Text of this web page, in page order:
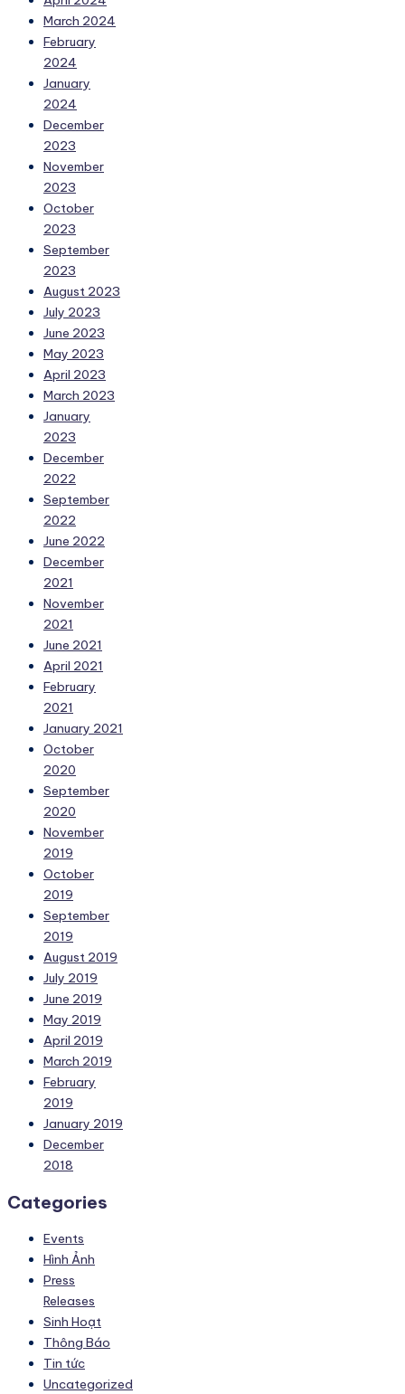
March 2024
February
2024
January
2024
December
2023
November
2023
October
2023
September
2023
August 2023
July 2023
June 2023
May 2023
April 2023
March 2023
January
2023
December
2022
September
2022
June 2022
December
2021
November
2021
June 2021
April 2021
February
2021
January 2021
October
2020
September
2020
November
2019
October
2019
September
2019
August 2019
July 2019
June 2019
May 2019
April 2019
March 2019
February
2019
January 2019
December
2018
Categories
Events
Hình Ảnh
Press
Releases
Sinh Hoạt
Thông Báo
Tin tức
Uncategorized